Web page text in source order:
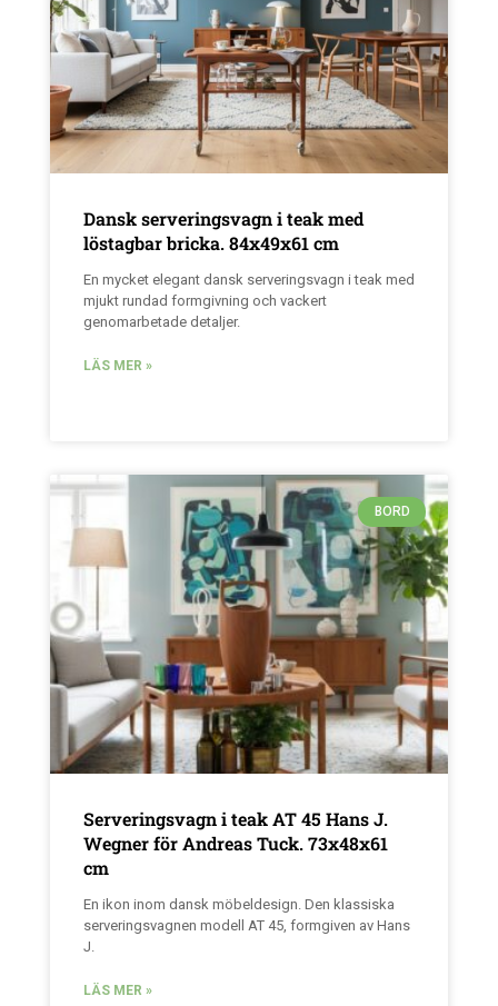
Dansk serveringsvagn i teak med
löstagbar bricka. 84x49x61 cm
En mycket elegant dansk serveringsvagn i teak med
mjukt rundad formgivning och vackert
genomarbetade detaljer.
LÄS MER »
BORD
Serveringsvagn i teak AT 45 Hans J.
Wegner för Andreas Tuck. 73x48x61
cm
En ikon inom dansk möbeldesign. Den klassiska
serveringsvagnen modell AT 45, formgiven av Hans
J.
LÄS MER »